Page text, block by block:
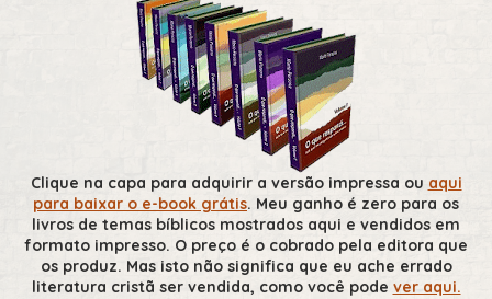
Clique na capa para adquirir a versão impressa ou aqui
para baixar o e-book grátis. Meu ganho é zero para os
livros de temas bíblicos mostrados aqui e vendidos em
formato impresso. O preço é o cobrado pela editora que
os produz. Mas isto não significa que eu ache errado
literatura cristã ser vendida, como você pode ver aqui.